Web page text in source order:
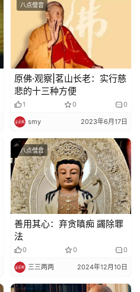
八点僧音
原佛·观察|茗山长老：实行慈
悲的十三种方便
1 0 0
smy 2023年6月17日
八点僧音
善用其心：弃贪瞋痴 蠲除罪
法
0 0 0
三三两两 2024年12月10日